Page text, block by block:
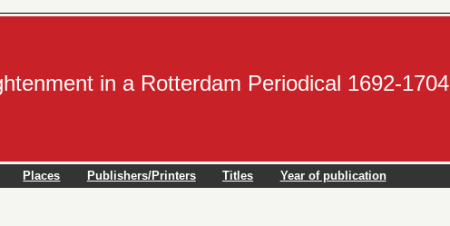
in a Rotterdam Periodical 1692-1704
Places Publishers/Printers Titles Year of publication